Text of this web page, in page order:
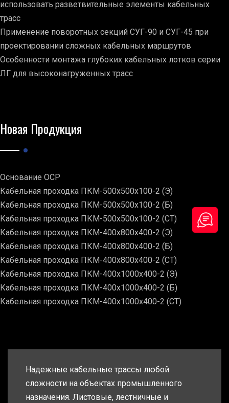
использовать разветвительные элементы кабельных
трасс
Применение поворотных секций СУГ-90 и СУГ-45 при
проектировании сложных кабельных маршрутов
Особенности монтажа глубоких кабельных лотков серии
ЛГ для высоконагруженных трасс
Новая Продукция
Основание ОСР
Кабельная проходка ПКМ-500х500х100-2 (Э)
Кабельная проходка ПКМ-500х500х100-2 (Б)
Кабельная проходка ПКМ-500х500х100-2 (СТ)
Кабельная проходка ПКМ-400х800х400-2 (Э)
Кабельная проходка ПКМ-400х800х400-2 (Б)
Кабельная проходка ПКМ-400х800х400-2 (СТ)
Кабельная проходка ПКМ-400х1000х400-2 (Э)
Кабельная проходка ПКМ-400х1000х400-2 (Б)
Кабельная проходка ПКМ-400х1000х400-2 (СТ)
Надежные кабельные трассы любой
сложности на объектах промышленного
назначения. Листовые, лестничные и